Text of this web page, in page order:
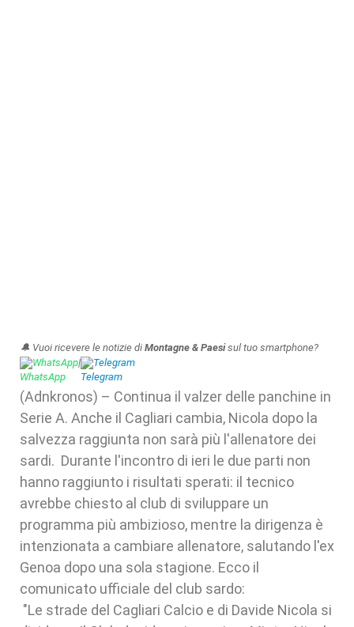
🔔 Vuoi ricevere le notizie di Montagne & Paesisul tuo smartphone?
WhatsApp| Telegram
(Adnkronos) – Continua il valzer delle panchine in
Serie A. Anche il Cagliari cambia, Nicola dopo la
salvezza raggiunta non sarà più l'allenatore dei
sardi. Durante l'incontro di ieri le due parti non
hanno raggiunto i risultati sperati: il tecnico
avrebbe chiesto al club di sviluppare un
programma più ambizioso, mentre la dirigenza è
intenzionata a cambiare allenatore, salutando l'ex
Genoa dopo una sola stagione. Ecco il
comunicato ufficiale del club sardo:
"Le strade del Cagliari Calcio e di Davide Nicola si